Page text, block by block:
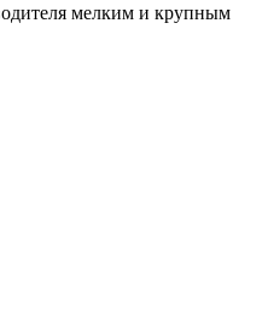
мелким и крупным